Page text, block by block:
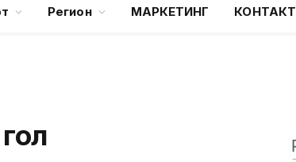
Регион МАРКЕТИНГ КОНТАКТ